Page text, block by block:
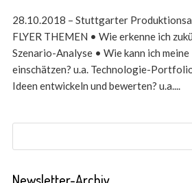
28.10.2018 – Stuttgarter
FLYER THEMEN • Wie erkenne ich
Szenario-Analyse • Wie kann ich
einschätzen? u.a. Technologie-
Ideen entwickeln und bewerten? u.a....